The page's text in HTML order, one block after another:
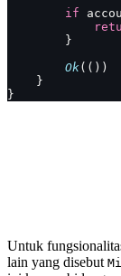
        if
        }
        Ok
(())
    }
}
Untuk
lain yang disebut